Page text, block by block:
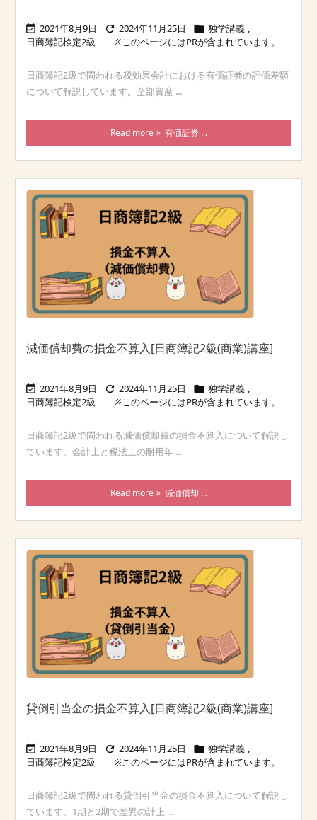
 2021年8月9日  2024年11月25日  独学講義 ,
日商簿記検定2級
日商簿記2級で問われる税効果会計における有価証券の評価差額
について解説しています。全部資産 ...
Read more 有価証券 ...
減価償却費の損金不算入[日商簿記2級(商業)講座]
 2021年8月9日  2024年11月25日  独学講義 ,
日商簿記検定2級
日商簿記2級で問われる減価償却費の損金不算入について解説し
ています。会計上と税法上の耐用年 ...
Read more 減価償却 ...
貸倒引当金の損金不算入[日商簿記2級(商業)講座]
 2021年8月9日  2024年11月25日  独学講義 ,
日商簿記検定2級
日商簿記2級で問われる貸倒引当金の損金不算入について解説し
ています。1期と2期で差異の計上 ...